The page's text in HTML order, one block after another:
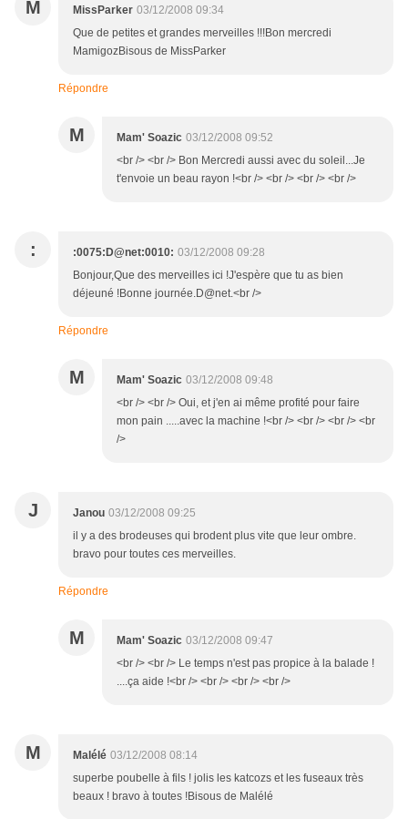
M MissParker 03/12/2008 09:34
Que de petites et grandes merveilles !!!Bon mercredi
MamigozBisous de MissParker
Répondre
M Mam' Soazic 03/12/2008 09:52
<br /> <br /> Bon Mercredi aussi avec du soleil...Je
t'envoie un beau rayon !<br /> <br /> <br /> <br />
: :0075:D@net:0010: 03/12/2008 09:28
Bonjour,Que des merveilles ici !J'espère que tu as bien
déjeuné !Bonne journée.D@net.<br />
Répondre
M Mam' Soazic 03/12/2008 09:48
<br /> <br /> Oui, et j'en ai même profité pour faire
mon pain .....avec la machine !<br /> <br /> <br /> <br
/>
J Janou 03/12/2008 09:25
il y a des brodeuses qui brodent plus vite que leur ombre.
bravo pour toutes ces merveilles.
Répondre
M Mam' Soazic 03/12/2008 09:47
<br /> <br /> Le temps n'est pas propice à la balade !
....ça aide !<br /> <br /> <br /> <br />
M Malélé 03/12/2008 08:14
superbe poubelle à fils ! jolis les katcozs et les fuseaux très
beaux ! bravo à toutes !Bisous de Malélé